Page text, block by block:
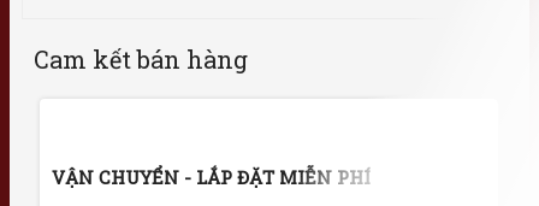
Cam kết bán hàng
VẬN CHUYỂN - LẮP ĐẶT MIỄN PHÍ